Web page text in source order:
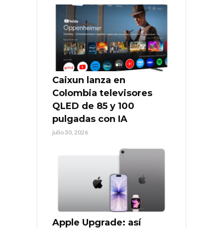
Caixun lanza en
Colombia televisores
QLED de 85 y 100
pulgadas con IA
julio 30, 2026
Apple Upgrade: así